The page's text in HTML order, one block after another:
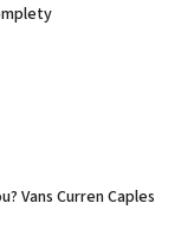
Vans Curren Caples